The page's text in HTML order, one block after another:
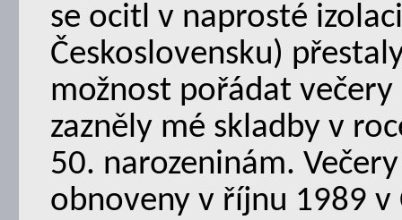
se ocitl v naprosté
Československu)
možnost pořádat
zazněly mé skladby v
50. narozeninám.
obnoveny v říjnu 1989 v